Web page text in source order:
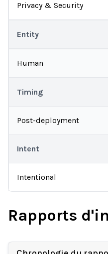
Privacy & Security
Entity
Human
Timing
Post-deployment
Intent
Intentional
Rapports